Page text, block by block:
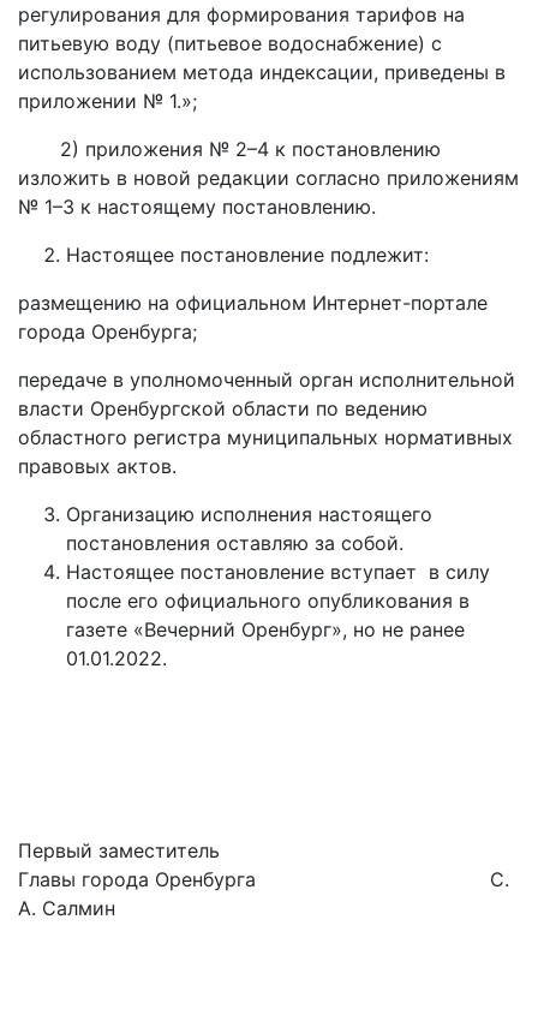
регулирования для формирования тарифов на
питьевую воду (питьевое водоснабжение) с
использованием метода индексации, приведены в
приложении № 1.»;
2) приложения № 2–4 к постановлению
изложить в новой редакции согласно приложениям
№ 1–3 к настоящему постановлению.
Настоящее постановление подлежит:
размещению на официальном Интернет-портале
города Оренбурга;
передаче в уполномоченный орган исполнительной
власти Оренбургской области по ведению
областного регистра муниципальных нормативных
правовых актов.
Организацию исполнения настоящего
постановления оставляю за собой.
Настоящее постановление вступает в силу
после его официального опубликования в
газете «Вечерний Оренбург», но не ранее
01.01.2022.
Первый заместитель
Главы города Оренбурга С.
А. Салмин